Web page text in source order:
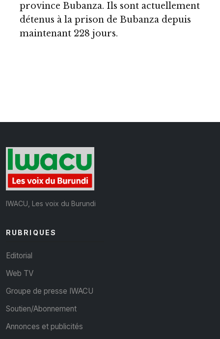
province Bubanza. Ils sont actuellement
détenus à la prison de Bubanza depuis
maintenant 228 jours.
IWACU, Les voix du Burundi
RUBRIQUES
Editorial
Web TV
Groupe de presse IWACU
Soutien/Abonnement
Annonces et publicités